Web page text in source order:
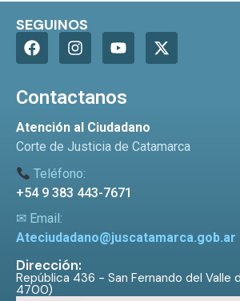
SEGUINOS
Contactanos
Atención al Ciudadano
Corte de Justicia de Catamarca
Teléfono:
+54 9 383 443-7671
✉ Email:
Ateciudadano@juscatamarca.gob.ar
Dirección:
República 436 - San Fernando del Valle
4700)